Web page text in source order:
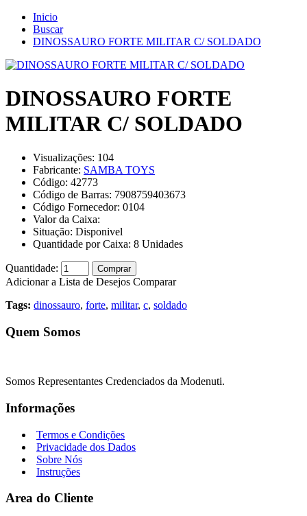
Inicio
Buscar
DINOSSAURO FORTE MILITAR C/ SOLDADO
DINOSSAURO FORTE
MILITAR C/ SOLDADO
Visualizações: 104
Fabricante: SAMBA TOYS
Código: 42773
Código de Barras: 7908759403673
Código Fornecedor: 0104
Valor da Caixa:
Situação: Disponivel
Quantidade por Caixa: 8 Unidades
Quantidade: Comprar
Adicionar a Lista de Desejos Comparar
Tags: dinossauro, forte, militar, c, soldado
Quem Somos
Somos Representantes Credenciados da Modenuti.
Informações
Termos e Condições
Privacidade dos Dados
Sobre Nós
Instruções
Area do Cliente